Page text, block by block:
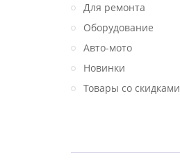
Для ремонта
Оборудование
Авто-мото
Новинки
Товары со скидками